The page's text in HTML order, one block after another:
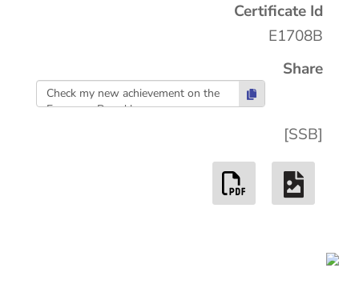
Certificate Id
E1708B
Share
Check my new achievement on the
European Board here:
[SSB]